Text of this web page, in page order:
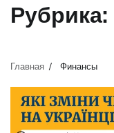
Рубрика:
Главная Финансы